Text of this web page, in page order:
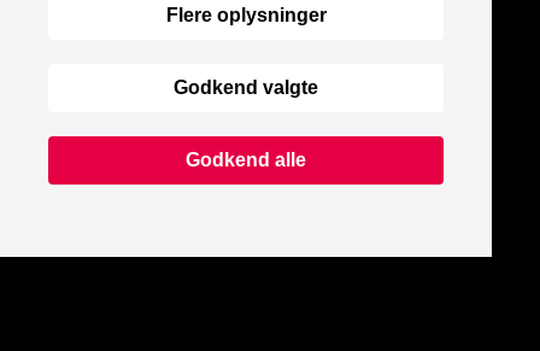
Flere oplysninger
Godkend valgte
Godkend alle